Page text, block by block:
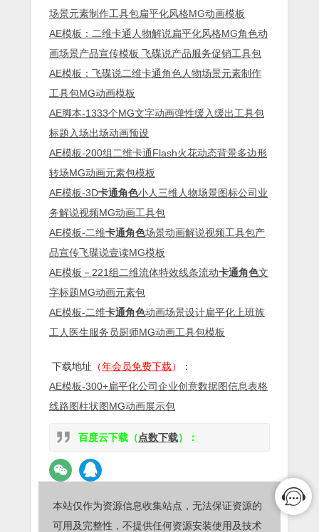
场景元素制作工具包扁平化风格MG动画模板
AE模板：二维卡通人物解说扁平化风格MG角色动
画场景产品宣传模板 飞碟说产品服务促销工具包
AE模板：飞碟说二维卡通角色人物场景元素制作
工具包MG动画模板
AE脚本-1333个MG文字动画弹性缓入缓出工具包
标题入场出场动画预设
AE模板-200组二维卡通Flash火花动态背景多边形
转场MG动画元素包模板
AE模板-3D卡通角色小人三维人物场景图标公司业
务解说视频MG动画工具包
AE模板-二维卡通角色场景动画解说视频工具包产
品宣传飞碟说壹读MG模板
AE模板－221组二维流体特效线条流动卡通角色文
字标题MG动画元素包
AE模板-二维卡通角色动画场景设计扁平化上班族
工人医生服务员厨师MG动画工具包模板
下载地址 （年会员免费下载）
：
AE模板-300+扁平化公司企业创意数据图信息表格
线路图柱状图MG动画展示包
百度云下载（点数下载）：
本站仅作为资源信息收集站点，无法保证资源的
可用及完整性，不提供任何资源安装使用及技术